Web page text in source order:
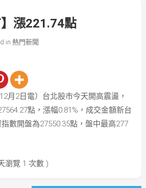
】漲221.74點
in 熱門新聞
月2日電）台北股市今天開高震盪，
點，漲幅0.81%，成交金額新台
數開盤為27550.35點，盤中最高277
瀏覽 1 次數 )